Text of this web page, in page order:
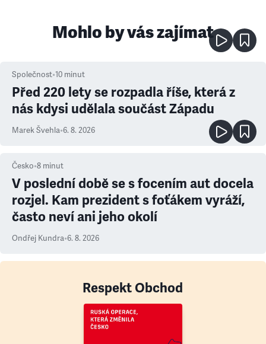
Mohlo by vás zajímat
Společnost•10 minut
Před 220 lety se rozpadla říše, která z
nás kdysi udělala součást Západu
Marek Švehla•6. 8. 2026
Česko•8 minut
V poslední době se s focením aut docela
rozjel. Kam prezident s foťákem vyráží,
často neví ani jeho okolí
Ondřej Kundra•6. 8. 2026
Respekt Obchod